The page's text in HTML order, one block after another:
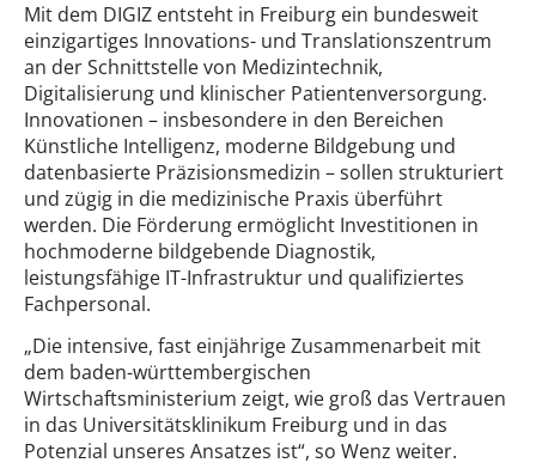
Mit dem DIGIZ entsteht in Freiburg ein bundesweit
einzigartiges Innovations- und Translationszentrum
an der Schnittstelle von Medizintechnik,
Digitalisierung und klinischer Patientenversorgung.
Innovationen – insbesondere in den Bereichen
Künstliche Intelligenz, moderne Bildgebung und
datenbasierte Präzisionsmedizin – sollen strukturiert
und zügig in die medizinische Praxis überführt
werden. Die Förderung ermöglicht Investitionen in
hochmoderne bildgebende Diagnostik,
leistungsfähige IT-Infrastruktur und qualifiziertes
Fachpersonal.
„Die intensive, fast einjährige Zusammenarbeit mit
dem baden-württembergischen
Wirtschaftsministerium zeigt, wie groß das Vertrauen
in das Universitätsklinikum Freiburg und in das
Potenzial unseres Ansatzes ist“, so Wenz weiter.